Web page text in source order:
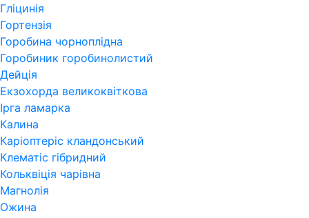
Гліцинія
Гортензія
Горобина чорноплідна
Горобиник горобинолистий
Дейція
Екзохорда великоквіткова
Ірга ламарка
Калина
Каріоптеріс кландонський
Клематіс гібридний
Кольквіція чарівна
Магнолія
Ожина